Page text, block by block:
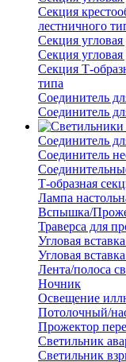
Секция
лестничного
Секция
Секция
Секция Т-
типа
Соединитель
Соединитель
Соединитель
Соединитель
Т-образная
Лампа
Вспышка/
Траверса для
Угловая
Угловая
Лента/полоса
Ночник
Освещение
Потолочный/
Прожектор
Светильник
Светильник